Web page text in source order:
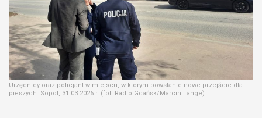
Urzędnicy oraz policjant w miejscu, w którym powstanie nowe przejście dla
pieszych. Sopot, 31.03.2026 r. (fot. Radio Gdańsk/Marcin Lange)